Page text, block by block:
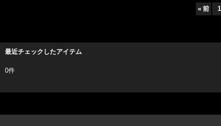
« 前 1
最近チェックしたアイテム
0件